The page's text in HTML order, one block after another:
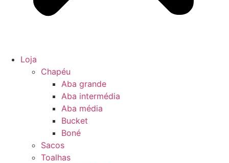
Loja
Chapéu
Aba grande
Aba intermédia
Aba média
Bucket
Boné
Sacos
Toalhas